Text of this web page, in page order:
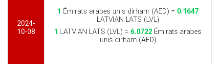
2024-
10-08
1 Émirats arabes unis dirham (AED) = 0.1647
LATVIAN LATS (LVL)
1 LATVIAN LATS (LVL) = 6.0722 Émirats arabes
unis dirham (AED)